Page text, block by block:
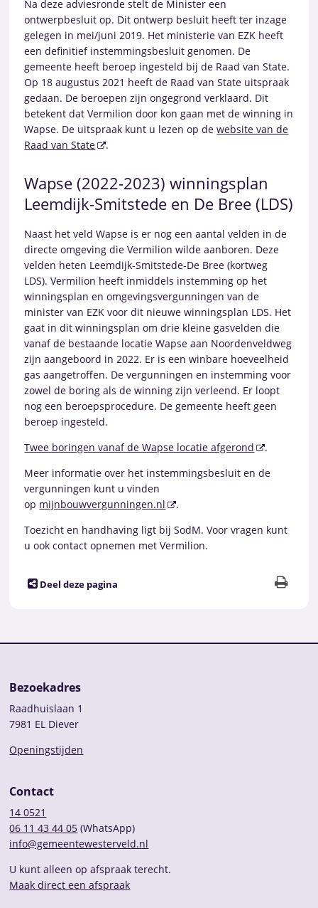
Na deze adviesronde stelt de Minister een
ontwerpbesluit op. Dit ontwerp besluit heeft ter inzage
gelegen in mei/juni 2019. Het ministerie van EZK heeft
een definitief instemmingsbesluit genomen. De
gemeente heeft beroep ingesteld bij de Raad van State.
Op 18 augustus 2021 heeft de Raad van State uitspraak
gedaan. De beroepen zijn ongegrond verklaard. Dit
betekent dat Vermilion door kon gaan met de winning in
Wapse. De uitspraak kunt u lezen op dewebsite van de
Raad van State
.
Wapse (2022-2023) winningsplan
Leemdijk-Smitstede en De Bree (LDS)
Naast het veld Wapse is er nog een aantal velden in de
directe omgeving die Vermilion wilde aanboren. Deze
velden heten Leemdijk-Smitstede-De Bree (kortweg
LDS). Vermilion heeft inmiddels instemming op het
winningsplan en omgevingsvergunningen van de
minister van EZK voor dit nieuwe winningsplan LDS. Het
gaat in dit winningsplan om drie kleine gasvelden die
vanaf de bestaande locatie Wapse aan Noordenveldweg
zijn aangeboord in 2022. Er is een winbare hoeveelheid
gas aangetroffen. De vergunningen en instemming voor
zowel de boring als de winning zijn verleend. Er loopt
nog een beroepsprocedure. De gemeente heeft geen
beroep ingesteld.
Twee boringen vanaf de Wapse locatie afgerond
.
Meer informatie over het instemmingsbesluit en de
vergunningen kunt u vinden
op mijnbouwvergunningen.nl
.
Toezicht en handhaving ligt bij SodM. Voor vragen kunt
u ook contact opnemen met Vermilion.
Deel deze pagina
Bezoekadres
Raadhuislaan 1
7981 EL Diever
Openingstijden
Contact
14 0521
06 11 43 44 05 (WhatsApp)
info@gemeentewesterveld.nl
U kunt alleen op afspraak terecht.
Maak direct een afspraak